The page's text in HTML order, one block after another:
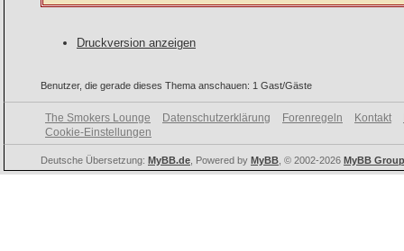
Druckversion anzeigen
Benutzer, die gerade dieses Thema anschauen: 1 Gast/Gäste
The Smokers Lounge Datenschutzerklärung Forenregeln Kontakt
Cookie-Einstellungen
Deutsche Übersetzung: MyBB.de , Powered by MyBB , © 2002-2026 MyBB Group